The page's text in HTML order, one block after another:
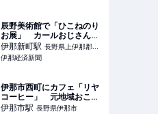
辰野美術館で「ひこねのり
お展」 カールおじさんの
原画など300点を展示
伊那新町駅 長野県上伊那郡辰
野町
伊那経済新聞
伊那市西町にカフェ「リヤ
コーヒー」 元地域おこし
協力隊員が開業
伊那市駅 長野県伊那市